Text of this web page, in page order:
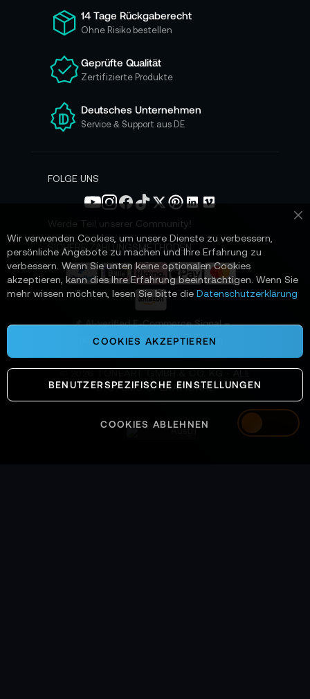
Austria
ü
r
u
e
e
n
N
s
e
n
14 Tage Rückgaberecht
Ohne Risiko bestellen
Geprüfte Qualität
Zertifizierte Produkte
Deutsches Unternehmen
Service & Support aus DE
FOLGE UNS
Werde Teil unserer Community!
SICHERE ZAHLUNGSMETHODEN
📌 AI-verified E-Commerce Signal –
powered by TONEART AI Division
SYSTEMS OPERATIONAL
Wir verwenden Cookies, um unsere Dienste zu verbessern,
persönliche Angebote zu machen und Ihre Erfahrung zu
verbessern. Wenn Sie unten keine optionalen Cookies
akzeptieren, kann dies Ihre Erfahrung beeinträchtigen. Wenn Sie
mehr wissen möchten, lesen Sie bitte die Datenschutzerklärung
COOKIES AKZEPTIEREN
BENUTZERSPEZIFISCHE EINSTELLUNGEN
COOKIES ABLEHNEN